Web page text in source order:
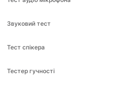
Звуковий тест
Тест спікера
Тестер гучності